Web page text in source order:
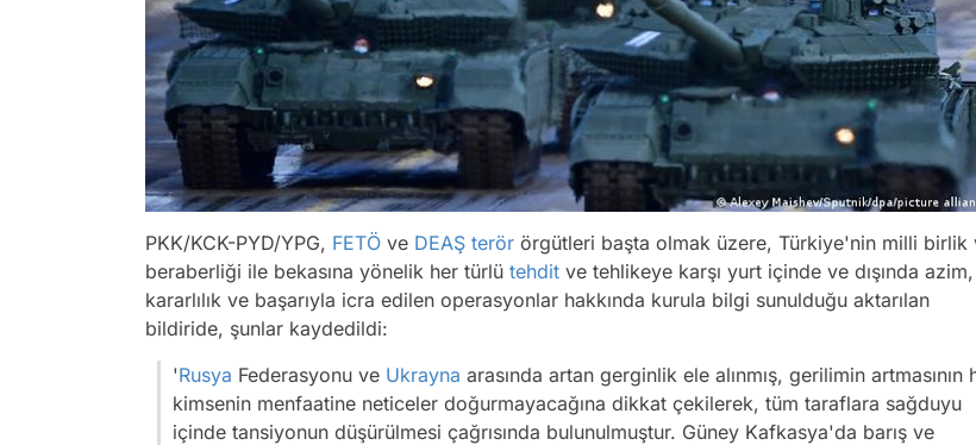
PKK/KCK-PYD/YPG, FETÖ ve DEAŞ terör örgütleri başta olmak üzere, Türkiye'nin milli birlik
beraberliği ile bekasına yönelik her türlü tehdit ve tehlikeye karşı yurt içinde ve dışında azim,
kararlılık ve başarıyla icra edilen operasyonlar hakkında kurula bilgi sunulduğu aktarılan
bildiride, şunlar kaydedildi:
'Rusya Federasyonu ve Ukrayna arasında artan gerginlik ele alınmış, gerilimin artmasının
kimsenin menfaatine neticeler doğurmayacağına dikkat çekilerek, tüm taraflara sağduyu
içinde tansiyonun düşürülmesi çağrısında bulunulmuştur. Güney Kafkasya'da barış ve